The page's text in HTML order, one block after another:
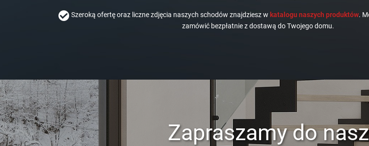
Szeroką ofertę oraz liczne zdjęcia naszych schodów znajdziesz w katalogu naszych produktów.
zamówić bezpłatnie z dostawą do Twojego domu.
Zapraszamy do